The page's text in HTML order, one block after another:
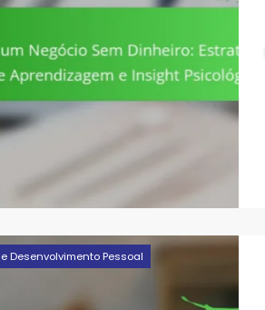
Desenvolvimento Pessoal